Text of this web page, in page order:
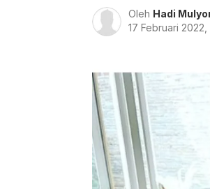
Oleh Hadi
17 Februari 2022,